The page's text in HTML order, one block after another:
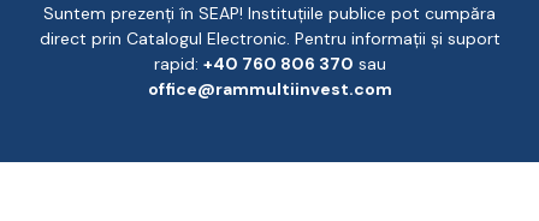
Suntem prezenți în SEAP! Instituțiile publice pot cumpăra
direct prin Catalogul Electronic. Pentru informații și suport
rapid: ‪+40 760 806 370 ‬ sau
office@rammultiinvest.com